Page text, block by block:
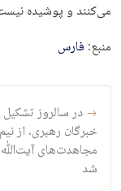
می‌کنند و پوشیده
منبع: فارس
راه‌بری نوشته
→ در سالروز
خبرگان رهبری، از
مجاهدت‌های
شد